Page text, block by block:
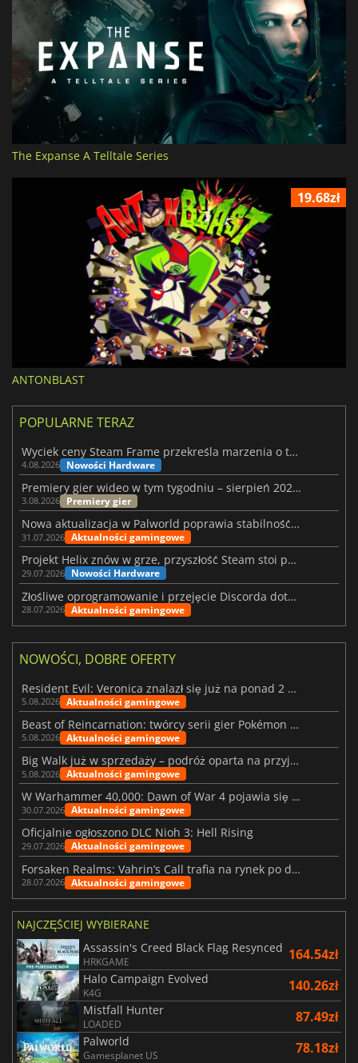
The Expanse A Telltale Series
19.68zł
ANTONBLAST
POPULARNE TERAZ
Wyciek ceny Steam Frame przekreśla marzenia o tanim zestawie VR
4.08.2026 Nowości Hardware
Premiery gier wideo w tym tygodniu – sierpień 2026 r. (32. tydzień)
3.08.2026 Premiery gier
Nowa aktualizacja w Palworld poprawia stabilność Sunreach i walk z bossami
31.07.2026 Aktualności gamingowe
Projekt Helix znów w grze, przyszłość Steam stoi pod znakiem zapytania
29.07.2026 Nowości Hardware
Złośliwe oprogramowanie i przejęcie Discorda dotknęły Meccha Chameleon
28.07.2026 Aktualności gamingowe
NOWOŚCI, DOBRE OFERTY
Resident Evil: Veronica znalazł się już na ponad 2 milionach list życzeń
5.08.2026 Aktualności gamingowe
Beast of Reincarnation: twórcy serii gier Pokémon wkraczają na nową ścieżkę
5.08.2026 Aktualności gamingowe
Big Walk już w sprzedaży – podróż oparta na przyjaźni
5.08.2026 Aktualności gamingowe
W Warhammer 40,000: Dawn of War 4 pojawia się frakcja Nekronów
30.07.2026 Aktualności gamingowe
Oficjalnie ogłoszono DLC Nioh 3: Hell Rising
29.07.2026 Aktualności gamingowe
Forsaken Realms: Vahrin’s Call trafia na rynek po dziesięciu latach prac
28.07.2026 Aktualności gamingowe
NAJCZĘŚCIEJ WYBIERANE
Assassin's Creed Black Flag Resynced
HRKGAME 164.54zł
Halo Campaign Evolved
K4G 140.26zł
Mistfall Hunter
LOADED 87.49zł
Palworld
Gamesplanet US 78.18zł